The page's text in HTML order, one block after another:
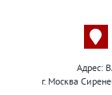
Адрес:
г. Москва